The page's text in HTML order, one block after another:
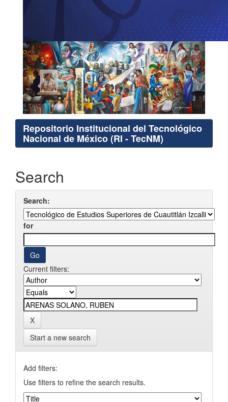
Repositorio Institucional del Tecnológico
Nacional de México (RI - TecNM)
Search
Search:
for
Current filters:
Start a new search
Add filters:
Use filters to refine the search results.